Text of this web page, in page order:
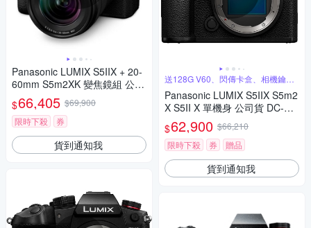
Panasonic LUMIX S5IIX + 20-
60mm S5m2XK 變焦鏡組 公司
貨 DC-S5M2XK
$66,405 $69,900
限時下殺
券
貨到通知我
送128G V60、閃傳卡盒、相機鑰匙
圈
Panasonic LUMIX S5IIX S5m2
X S5II X 單機身 公司貨 DC-S5
M2X
$62,900 $66,210
限時下殺
券 贈品
貨到通知我